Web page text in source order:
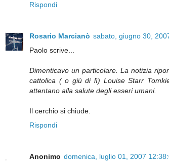
Rispondi
Rosario Marcianò sabato, giugno 30,
Paolo scrive...
Dimenticavo un particolare. La notizia
cattolica ( o giù di lì) Louise Starr
attentano alla salute degli esseri umani.
Il cerchio si chiude.
Rispondi
Anonimo domenica, luglio 01, 2007